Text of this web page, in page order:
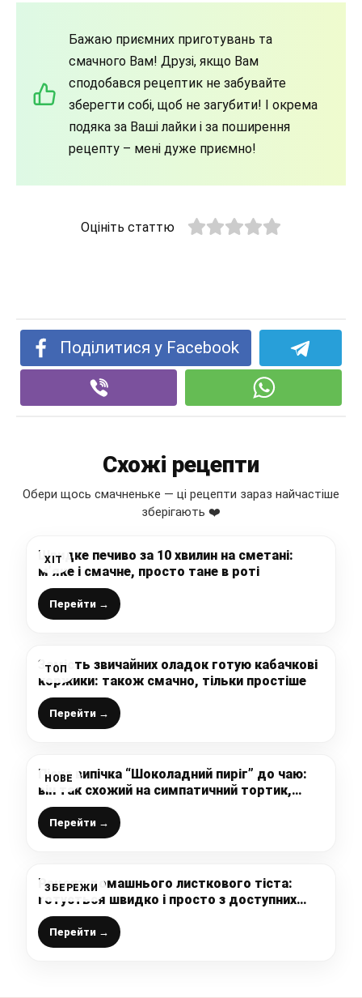
Бажаю приємних приготувань та
смачного Вам! Друзі, якщо Вам
сподобався рецептик не забувайте
зберегти собі, щоб не загубити! І окрема
подяка за Ваші лайки і за поширення
рецепту – мені дуже приємно!
Оцініть статтю
Поділитися у Facebook
Схожі рецепти
Обери щось смачненьке — ці рецепти зараз найчастіше
зберігають ❤️
ХІТ
Швидке печиво за 10 хвилин на сметані:
м’яке і смачне, просто тане в роті
Перейти →
ТОП
Замість звичайних оладок готую кабачкові
коржики: також смачно, тільки простіше
Перейти →
НОВЕ
Пісна випічка “Шоколадний пиріг” до чаю:
він так схожий на симпатичний тортик,
бюджетний і простенький рецепт
Перейти →
ЗБЕРЕЖИ
Рецепт домашнього листкового тіста:
готується швидко і просто з доступних
інгредієнтів (цей рецепт повинен бути у
кожної господині)
Перейти →